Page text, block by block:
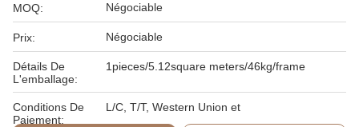
MOQ: Négociable
Prix: Négociable
Détails De
L'emballage:
1pieces/5.12square meters/46kg/frame
Conditions De
Paiement:
L/C, T/T, Western Union et